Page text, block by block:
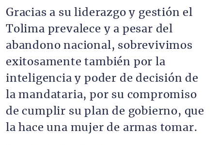
Gracias a su liderazgo y gestión el
Tolima prevalece y a pesar del
abandono nacional, sobrevivimos
exitosamente también por la
inteligencia y poder de decisión de
la mandataria, por su compromiso
de cumplir su plan de gobierno, que
la hace una mujer de armas tomar.